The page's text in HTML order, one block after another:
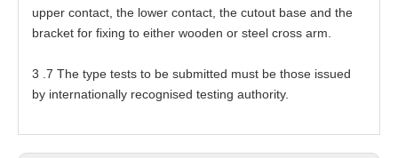
upper contact, the lower contact the cutout base and the
bracket for fixing to either wooden or steel cross arm.
3 .7 The type tests to be submitted must be those issued
by internationally recognised testing authority.